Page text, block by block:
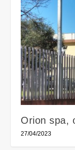
Orion spa,
27/04/2023